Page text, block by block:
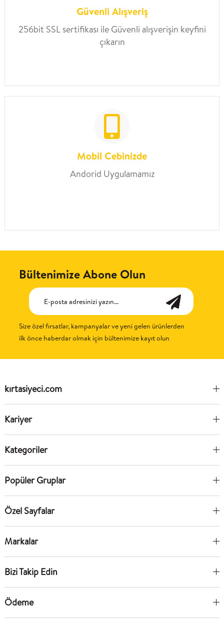
Güvenli Alışveriş
256bit SSL sertifikası ile Güvenli alışverişin keyfini
çıkarın
Mobil Cebinizde
Andorid Uygulamamız
Bültenimize Abone Olun
Size özel fırsatlar, kampanyalar ve yeni gelen ürünlerden
ilk önce haberdar olmak için bültenimize kayıt olun
kırtasiyeci.com
Kariyer
Kategoriler
Popüler Gruplar
Özel Sayfalar
Markalar
Bizi Takip Edin
Ödeme